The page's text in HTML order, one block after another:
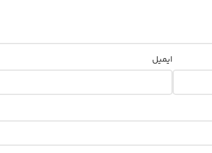
ایمیل